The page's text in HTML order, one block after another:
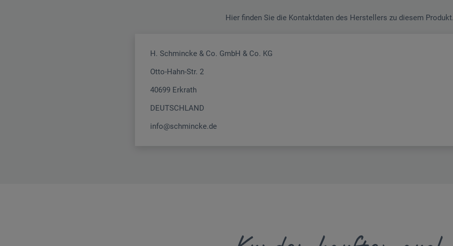
Hier finden Sie die Kontaktdaten des Herstellers zu diesem
H. Schmincke & Co. GmbH & Co. KG
Otto-Hahn-Str. 2
40699 Erkrath
DEUTSCHLAND
info@schmincke.de